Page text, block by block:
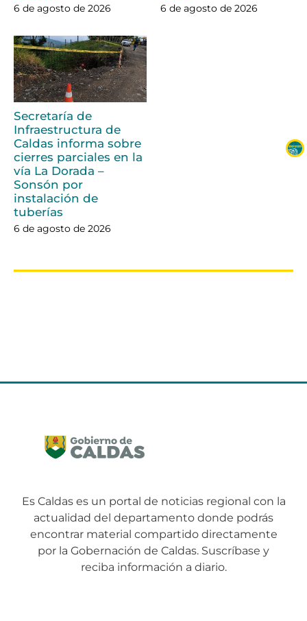
6 de agosto de 2026 6 de agosto de 2026
Secretaría de
Infraestructura de
Caldas informa sobre
cierres parciales en la
vía La Dorada –
Sonsón por
instalación de
tuberías
6 de agosto de 2026
Es Caldas es un portal de noticias regional con la
actualidad del departamento donde podrás
encontrar material compartido directamente
por la Gobernación de Caldas. Suscríbase y
reciba información a diario.